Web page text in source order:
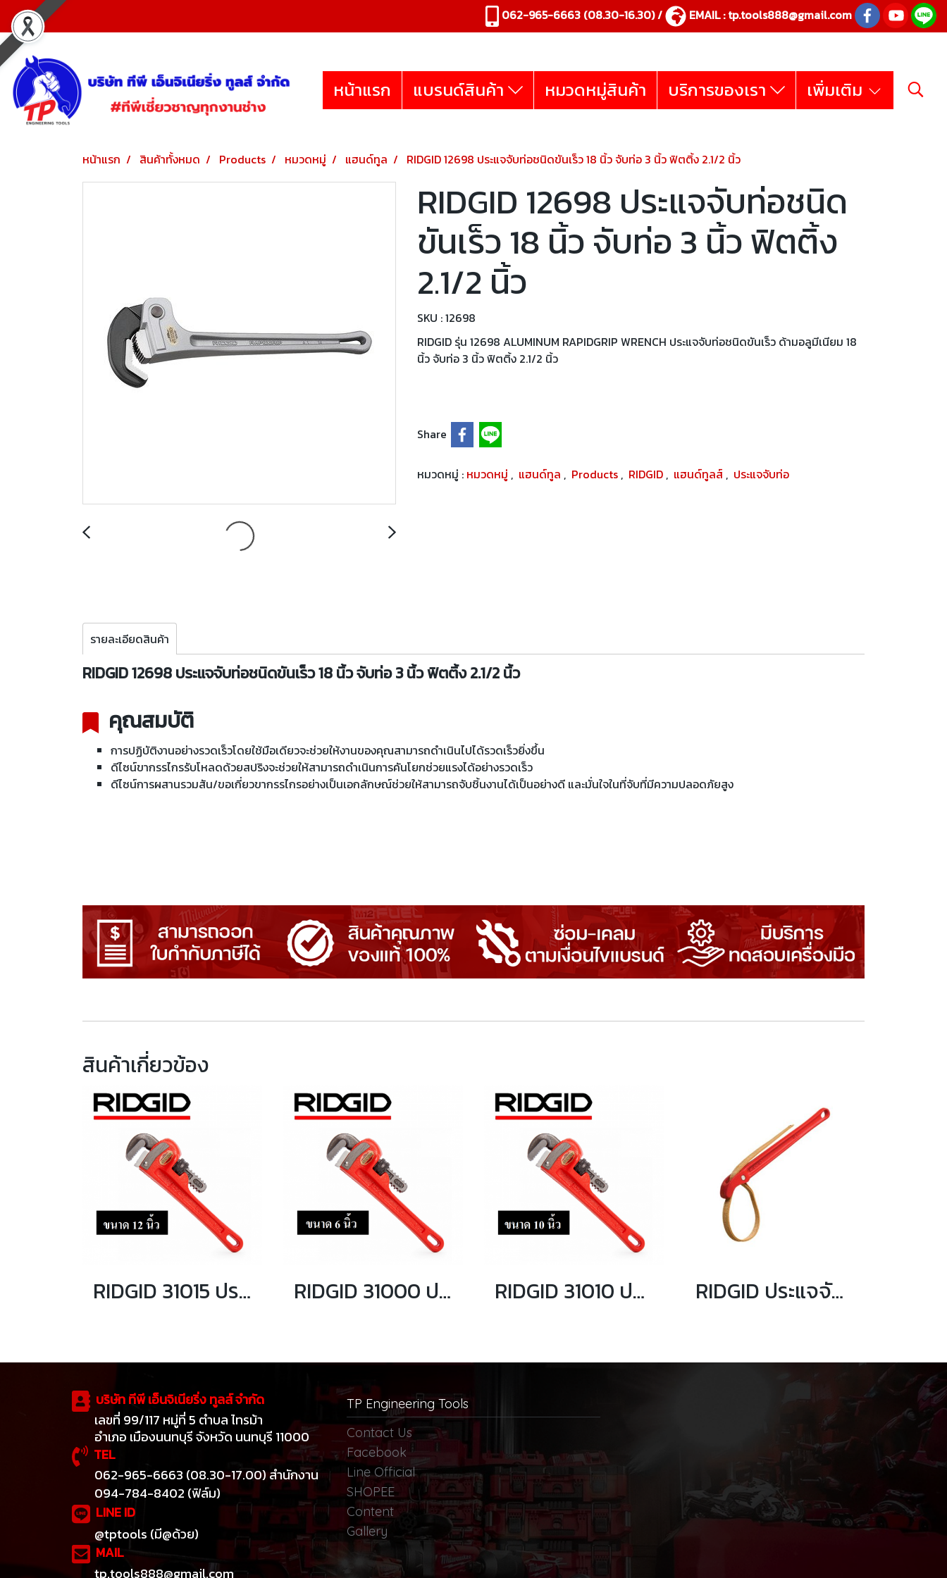
062-965-6663 (08.30-16.30) / EMAIL :tp.tools888@gmail.com
หน้าแรก แบรนด์สินค้า หมวดหมู่สินค้า บริการของเรา เพิ่มเติม
หน้าแรก สินค้าทั้งหมด Products หมวดหมู่ แฮนด์ทูล RIDGID 12698 ประแจจับท่อชนิดขันเร็ว 18 นิ้ว จับท่อ 3 นิ้ว ฟิตติ้ง 2.1/2 นิ้ว
RIDGID 12698 ประแจจับท่อชนิด
ขันเร็ว 18 นิ้ว จับท่อ 3 นิ้ว ฟิตติ้ง
2.1/2 นิ้ว
SKU : 12698
RIDGID รุ่น 12698 ALUMINUM RAPIDGRIP WRENCH ประแจจับท่อชนิดขันเร็ว ด้ามอลูมีเนียม 18
นิ้ว จับท่อ 3 นิ้ว ฟิตติ้ง 2.1/2 นิ้ว
Share
หมวดหมู่ : หมวดหมู่ , แฮนด์ทูล , Products , RIDGID , แฮนด์ทูลส์ , ประแจจับท่อ
รายละเอียดสินค้า
RIDGID 12698 ประแจจับท่อชนิดขันเร็ว 18 นิ้ว จับท่อ 3 นิ้ว ฟิตติ้ง 2.1/2 นิ้ว
คุณสมบัติ
การปฏิบัติงานอย่างรวดเร็วโดยใช้มือเดียวจะช่วยให้งานของคุณสามารถดำเนินไปได้รวดเร็วยิ่งขึ้น
ดีไซน์ขากรรไกรรับโหลดด้วยสปริงจะช่วยให้สามารถดำเนินการคันโยกช่วยแรงได้อย่างรวดเร็ว
ดีไซน์การผสานรวมสัน/ขอเกี่ยวขากรรไกรอย่างเป็นเอกลักษณ์ช่วยให้สามารถจับชิ้นงานได้เป็นอย่างดี และมั่นใจในที่จับที่มีความปลอดภัยสูง
สินค้าเกี่ยวข้อง
RIDGID 31015 ประแจจับท่อปากตรง ขนาด 12 นิ้ว จับท่อได้ 2 นิ้ว RIDGID 31000 ประแจจับท่อปากตรง ขนาด 6 นิ้ว จับท่อได้ 3/4 นิ้ว RIDGID 31010 ประแจจับท่อปากตรง 10 นิ้ว จับท่อได้ 1.1/2 นิ้ว RIDGID ประแจจับท่อแบบสายรัด ขนาด 11 3/4" ถึง 18"
บริษัท ทีพี เอ็นจิเนียริ่ง ทูลส์ จำกัด
เลขที่ 99/117 หมู่ที่ 5 ตำบล ไทรม้า
อำเภอ เมืองนนทบุรี จังหวัด นนทบุรี 11000
TEL
062-965-6663 (08.30-17.00) สำนักงาน
094-784-8402 (ฟิล์ม)
LINE ID
@tptools (มี@ด้วย)
MAIL
tp.tools888@gmail.com
TP Engineering Tools
Contact Us
Facebook
Line Official
SHOPEE
Content
Gallery